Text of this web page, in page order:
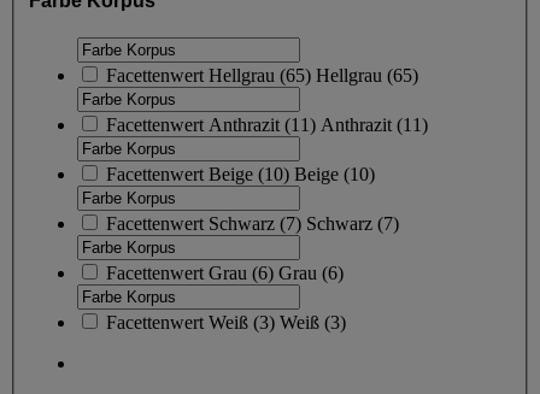
Facettenwert Hellgrau (65) Hellgrau (65)
Facettenwert Anthrazit (11) Anthrazit (11)
Facettenwert Beige (10) Beige (10)
Facettenwert Schwarz (7) Schwarz (7)
Facettenwert Grau (6) Grau (6)
Facettenwert Weiß (3) Weiß (3)